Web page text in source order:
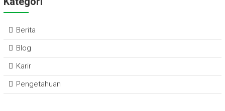
Berita
Blog
Karir
Pengetahuan